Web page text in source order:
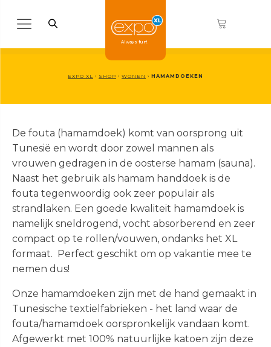
Always fun!
Gifts
Beelden
Bekers en glazen
Boeken
Drankspellen
Feestartikelen & Versiering
Fidgets
Fun
Gadgets
Koken & Tafelen
Mokken
Newborn gifts
Nostalgic Art
Overige
Spaarpotten
Wijnfleshouders
> ALLE GIFTS
2 Hamamdoeken voor 1
Bestel 2 hamamdoeken voor €25,
SHOP
Wonen
Aroma diffusers
Hamamdoeken
Kapstokken
Keukenaccessoires
Geurartikelen
Riverdale
Posters
Klokken
EXPO XL › SHOP › WONEN › HAMAMDOEKEN
De fouta (hamamdoek) komt van oorsprong uit
Tunesië en wordt door zowel mannen als
vrouwen gedragen in de oosterse hamam (sauna).
Naast het gebruik als hamam handdoek is de
fouta tegenwoordig ook zeer populair als
strandlaken. Een goede kwaliteit hamamdoek is
namelijk sneldrogend, vocht absorberend en zeer
compact op te rollen/vouwen, ondanks het XL
formaat. Perfect geschikt om op vakantie mee te
nemen dus!
Onze hamamdoeken zijn met de hand gemaakt in
Tunesische textielfabrieken - het land waar de
fouta/hamamdoek oorspronkelijk vandaan komt.
Afgewerkt met 100% natuurlijke katoen zijn deze